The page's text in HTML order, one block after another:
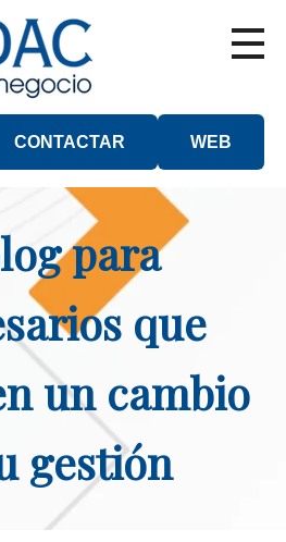
WEB
CONTACTAR
para
que
un cambio
gestión